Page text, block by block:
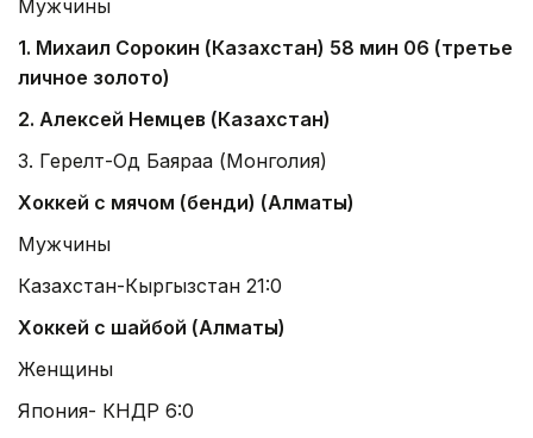
Мужчины
1. Михаил Сорокин (Казахстан) 58 мин 06 (третье
личное золото)
2. Алексей Немцев (Казахстан)
3. Герелт-Од Баяраа (Монголия)
Хоккей с мячом (бенди) (Алматы)
Мужчины
Казахстан-Кыргызстан 21:0
Хоккей с шайбой (Алматы)
Женщины
Япония- КНДР 6:0